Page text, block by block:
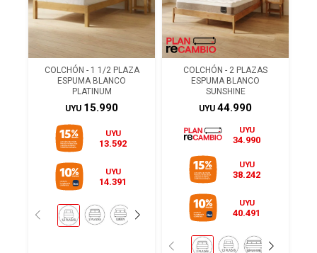
COLCHÓN - 1 1/2 PLAZA
ESPUMA BLANCO
PLATINUM
UYU 15.990
UYU
13.592
UYU
14.391
COLCHÓN - 2 PLAZAS
ESPUMA BLANCO
SUNSHINE
UYU 44.990
UYU
34.990
UYU
38.242
UYU
40.491